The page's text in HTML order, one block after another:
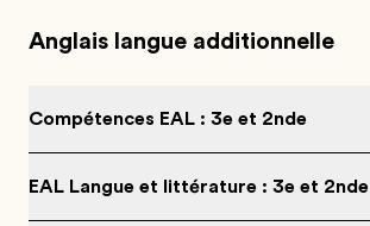
Anglais langue additionnelle
Compétences EAL : 3e et 2nde
EAL Langue et littérature : 3e et 2nde